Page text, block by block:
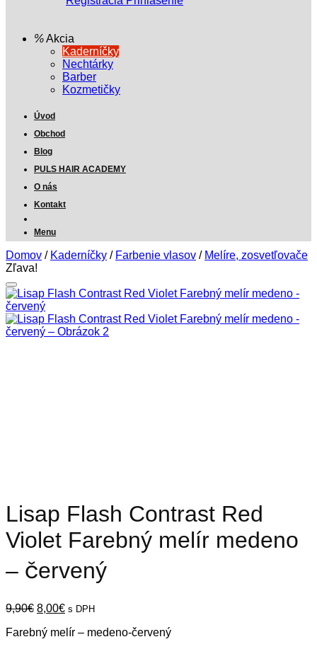
Akcia
Kaderníčky
Nechtárky
Barber
Kozmetičky
Úvod
Obchod
Blog
PULS HAIR ACADEMY
O nás
Kontakt
Menu
Domov / Kaderníčky / Farbenie vlasov / Melíre, zosvetľovače
Zľava!
Lisap Flash Contrast Red
Violet Farebný melír medeno
– červený
9,90€ Pôvodná
bola:
8,00€Aktuálna
je:
s DPH
Farebný melír – medeno-červený